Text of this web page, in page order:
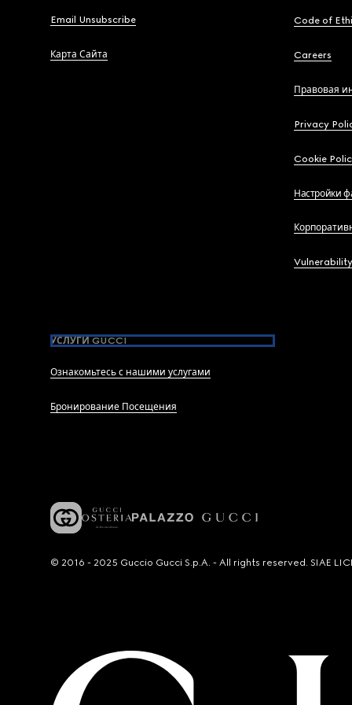
Email Unsubscribe
Карта Сайта
Code of
Careers
Правовая
Privacy
Cookie
Настройки
УСЛУГИ GUCCI
Ознакомьтесь с нашими услугами
Бронирование Посещения
© 2016 - 2025 Guccio Gucci S.p.A. - All rights reserved. SIAE